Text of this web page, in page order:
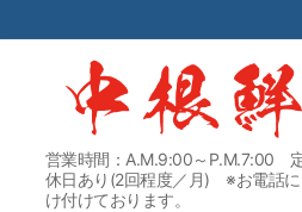
ン
営業時間：A.M.9:00～P.M.7:00
休日あり(2回程度／月) ※お電話
け付けております。